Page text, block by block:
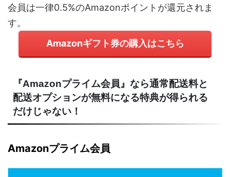
会員は一律0.5%のAmazonポイントが還元されま
す。
Amazonギフト券の購入はこちら
『Amazonプライム会員』なら通常配送料と
配送オプションが無料になる特典が得られる
だけじゃない！
Amazonプライム会員